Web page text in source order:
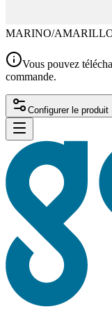
MARINO/
Vous pouvez
commande.
Configurer le produit